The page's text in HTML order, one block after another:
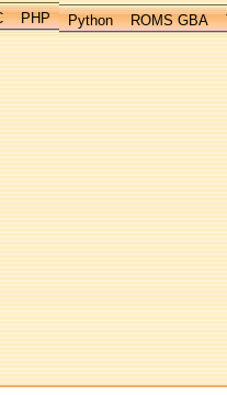
PHP Python ROMS GBA